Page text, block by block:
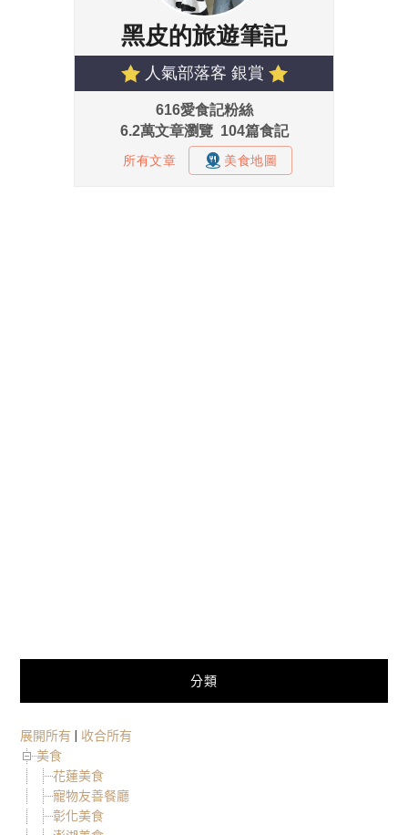
分類
展開所有 | 收合所有
美食
花蓮美食
寵物友善餐廳
彰化美食